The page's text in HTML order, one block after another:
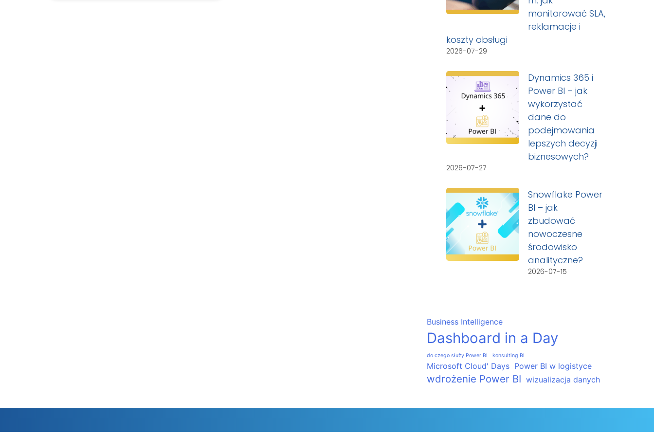
monitorować SLA,
reklamacje i
koszty obsługi
2026-07-29
Dynamics 365 i
Power BI – jak
wykorzystać
dane do
podejmowania
lepszych decyzji
biznesowych?
2026-07-27
Snowflake Power
BI – jak
zbudować
nowoczesne
środowisko
analityczne?
2026-07-15
Business Intelligence
Dashboard in a Day
do czego służy Power BI konsulting BI
Microsoft Cloud' Days Power BI w logistyce
wdrożenie Power BI wizualizacja danych